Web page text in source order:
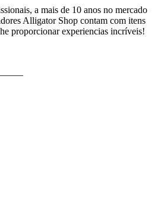
a mais de 10 anos no mercado
Alligator Shop contam com itens
proporcionar experiencias incríveis!